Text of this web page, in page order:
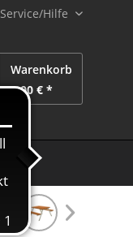
Service/Hilfe
Warenkorb
0,00 € *
Sale %